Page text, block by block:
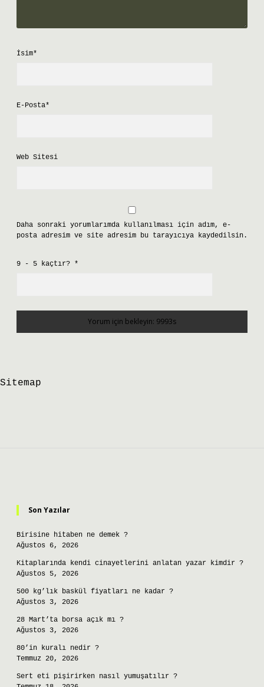
İsim*
E-Posta*
Web Sitesi
Daha sonraki yorumlarımda kullanılması için adım, e-
posta adresim ve site adresim bu tarayıcıya kaydedilsin.
9 - 5 kaçtır? *
Sitemap
Son Yazılar
Birisine hitaben ne demek ?
Ağustos 6, 2026
Kitaplarında kendi cinayetlerini anlatan yazar kimdir ?
Ağustos 5, 2026
500 kg’lık baskül fiyatları ne kadar ?
Ağustos 3, 2026
28 Mart’ta borsa açık mı ?
Ağustos 3, 2026
80’in kuralı nedir ?
Temmuz 20, 2026
Sert eti pişirirken nasıl yumuşatılır ?